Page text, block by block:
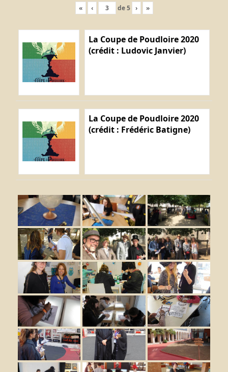
« ‹ de5 › »
La Coupe de Poudloire 2020
(crédit : Ludovic Janvier)
La Coupe de Poudloire 2020
(crédit : Frédéric Batigne)